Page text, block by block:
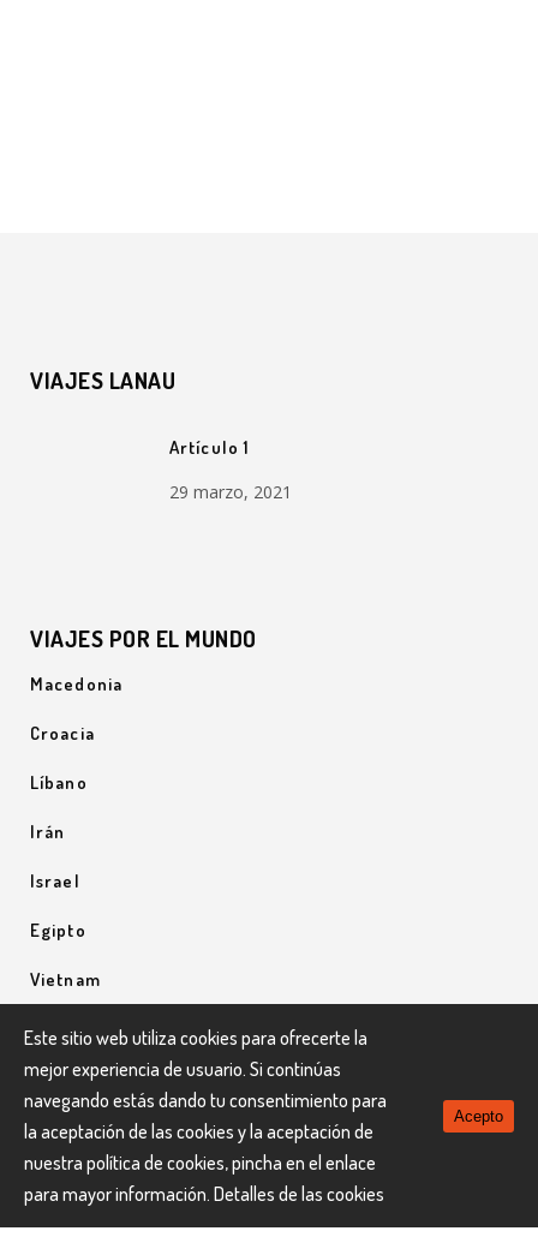
VIAJES LANAU
Artículo 1
29 marzo, 2021
VIAJES POR EL MUNDO
Macedonia
Croacia
Líbano
Irán
Israel
Egipto
Vietnam
Uzbequistán
Uganda
LaNau Viatges © Todos los derechos reservados.
Este sitio web utiliza cookies para ofrecerte la
mejor experiencia de usuario. Si continúas
navegando estás dando tu consentimiento para
la aceptación de las cookies y la aceptación de
nuestra política de cookies, pincha en el enlace
para mayor información. Detalles de las cookies
Acepto